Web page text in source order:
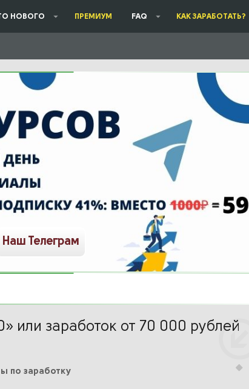
НОВОГО ПРЕМИУМ FAQ КАК ЗАРАБОТАТЬ?
Наш Телеграм
или заработок от 70 000 рублей
по заработку